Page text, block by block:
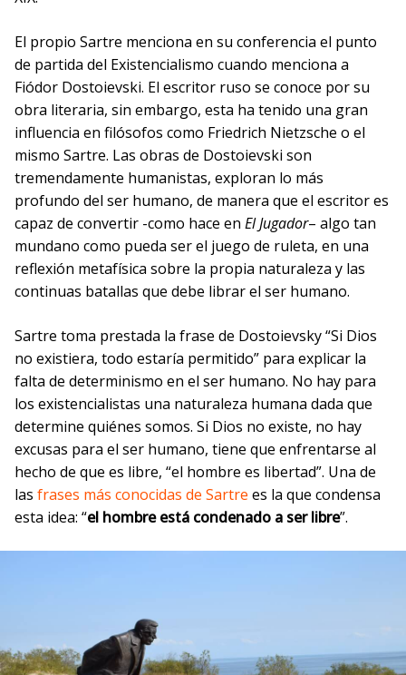
El propio Sartre menciona en su conferencia el punto
de partida del Existencialismo cuando menciona a
Fiódor Dostoievski. El escritor ruso se conoce por su
obra literaria, sin embargo, esta ha tenido una gran
influencia en filósofos como Friedrich Nietzsche o el
mismo Sartre. Las obras de Dostoievski son
tremendamente humanistas, exploran lo más
profundo del ser humano, de manera que el escritor es
capaz de convertir -como hace en El Jugador– algo tan
mundano como pueda ser el juego de ruleta, en una
reflexión metafísica sobre la propia naturaleza y las
continuas batallas que debe librar el ser humano.
Sartre toma prestada la frase de Dostoievsky “Si Dios
no existiera, todo estaría permitido” para explicar la
falta de determinismo en el ser humano. No hay para
los existencialistas una naturaleza humana dada que
determine quiénes somos. Si Dios no existe, no hay
excusas para el ser humano, tiene que enfrentarse al
hecho de que es libre, “el hombre es libertad”. Una de
las frases más conocidas de Sartre es la que condensa
esta idea: “el hombre está condenado a ser libre”.